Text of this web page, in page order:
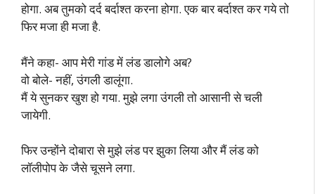
होगा. अब तुमको दर्द बर्दाश्त करना होगा. एक बार बर्दाश्त कर गये तो
फिर मजा ही मजा है.
मैंने कहा- आप मेरी गांड में लंड डालोगे अब?
वो बोले- नहीं, उंगली डालूंगा.
मैं ये सुनकर खुश हो गया. मुझे लगा उंगली तो आसानी से चली
जायेगी.
फिर उन्होंने दोबारा से मुझे लंड पर झुका लिया और मैं लंड को
लॉलीपोप के जैसे चूसने लगा.